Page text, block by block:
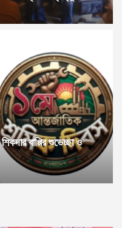
বাপ্পির শুভেচ্ছা ও